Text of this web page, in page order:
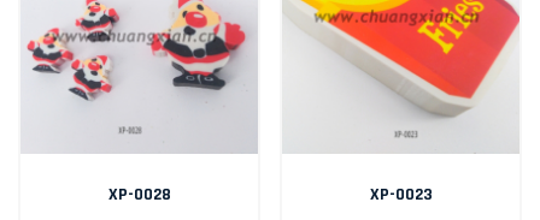
XP-0028 XP-0023